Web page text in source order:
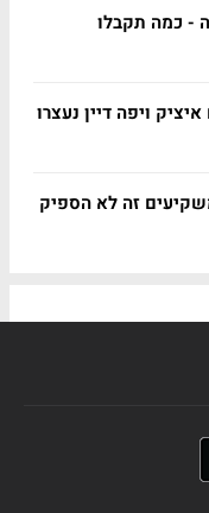
הלאומי 40 שנה - כמה תקבלו
ויפה דיין נעצרו
זה לא הספיק